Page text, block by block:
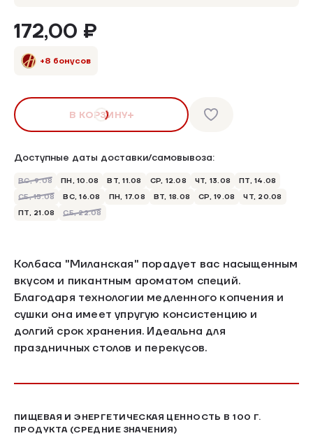
Доступные даты доставки/самовывоза:
ВС, 9.08 ПН, 10.08 ВТ, 11.08 СР, 12.08 ЧТ, 13.08
ПТ, 14.08
СБ, 15.08
ВС, 16.08 ПН, 17.08 ВТ, 18.08 СР, 19.08
ЧТ, 20.08
ПТ, 21.08
СБ, 22.08
172,00 ₽
+8 бонусов
В КОРЗИНУ
Колбаса "Миланская" порадует вас насыщенным
вкусом и пикантным ароматом специй.
Благодаря технологии медленного копчения и
сушки она имеет упругую консистенцию и
долгий срок хранения. Идеальна для
праздничных столов и перекусов.
ПИЩЕВАЯ И ЭНЕРГЕТИЧЕСКАЯ ЦЕННОСТЬ В 100 Г.
ПРОДУКТА (СРЕДНИЕ ЗНАЧЕНИЯ)